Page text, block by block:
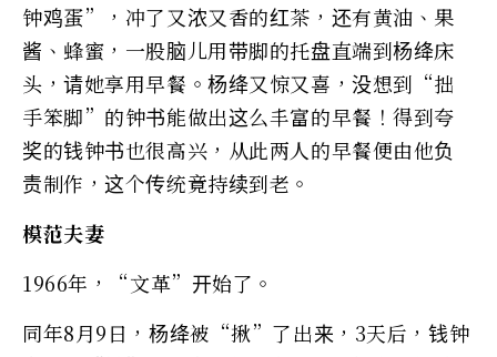
钟鸡蛋”，冲了又浓又香的红茶，还有黄油、果
酱、蜂蜜，一股脑儿用带脚的托盘直端到杨绛床
头，请她享用早餐。杨绛又惊又喜，没想到“拙
手笨脚”的钟书能做出这么丰富的早餐！得到夸
奖的钱钟书也很高兴，从此两人的早餐便由他负
责制作，这个传统竟持续到老。
模范夫妻
1966年，“文革”开始了。
同年8月9日，杨绛被“揪”了出来，3天后，钱钟